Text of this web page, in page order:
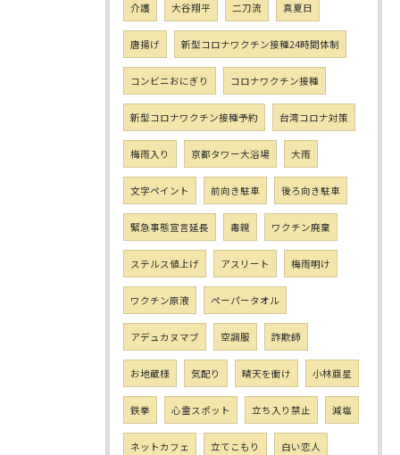
介護 大谷翔平 二刀流 真夏日
唐揚げ 新型コロナワクチン接種24時間体制
コンビニおにぎり コロナワクチン接種
新型コロナワクチン接種予約 台湾コロナ対策
梅雨入り 京都タワー大浴場 大雨
文字ペイント 前向き駐車 後ろ向き駐車
緊急事態宣言延長 毒親 ワクチン廃棄
ステルス値上げ アスリート 梅雨明け
ワクチン原液 ペーパータオル
アデュカヌマブ 空調服 詐欺師
お地蔵様 気配り 晴天を衝け 小林亜星
鉄拳 心霊スポット 立ち入り禁止 減塩
ネットカフェ 立てこもり 白い恋人